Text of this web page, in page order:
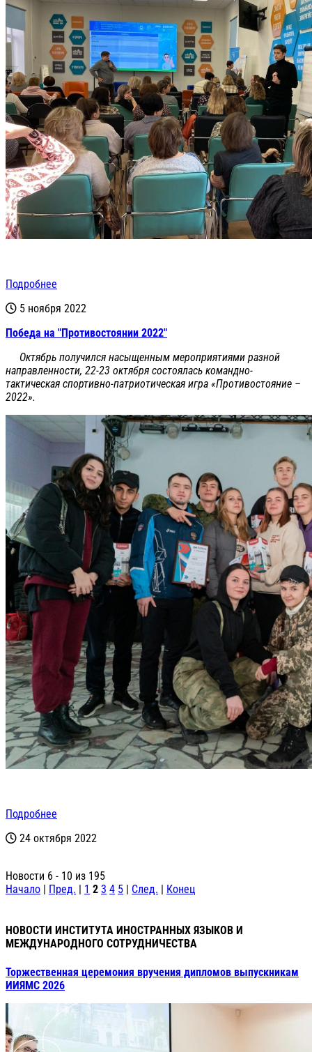
Подробнее
5 ноября 2022
Победа на "Противостоянии 2022"
Октябрь получился насыщенным мероприятиями разной
направленности, 22-23 октября состоялась командно-
тактическая спортивно-патриотическая игра «Противостояние –
2022».
Подробнее
24 октября 2022
Новости 6 - 10 из 195
Начало | Пред. | 1 2 3 4 5 | След. | Конец
НОВОСТИ ИНСТИТУТА ИНОСТРАННЫХ ЯЗЫКОВ И
МЕЖДУНАРОДНОГО СОТРУДНИЧЕСТВА
Торжественная церемония вручения дипломов выпускникам
ИИЯМС 2026